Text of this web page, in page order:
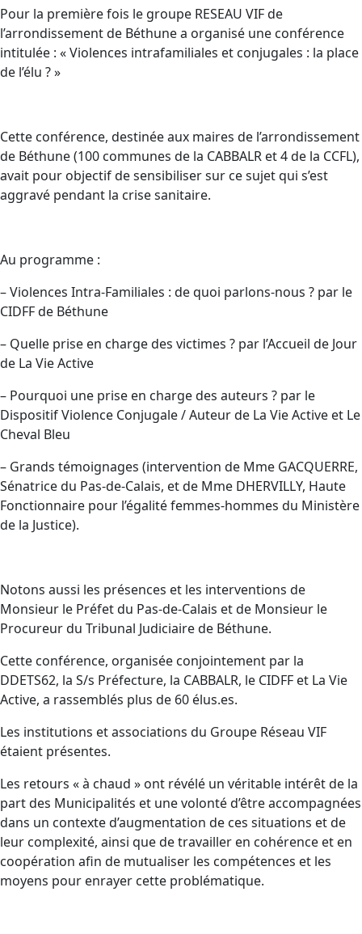
Pour la première fois le groupe RESEAU VIF de
l’arrondissement de Béthune a organisé une conférence
intitulée : « Violences intrafamiliales et conjugales : la place
de l’élu ? »
Cette conférence, destinée aux maires de l’arrondissement
de Béthune (100 communes de la CABBALR et 4 de la CCFL),
avait pour objectif de sensibiliser sur ce sujet qui s’est
aggravé pendant la crise sanitaire.
Au programme :
– Violences Intra-Familiales : de quoi parlons-nous ? par le
CIDFF de Béthune
– Quelle prise en charge des victimes ? par l’Accueil de Jour
de La Vie Active
– Pourquoi une prise en charge des auteurs ? par le
Dispositif Violence Conjugale / Auteur de La Vie Active et Le
Cheval Bleu
– Grands témoignages (intervention de Mme GACQUERRE,
Sénatrice du Pas-de-Calais, et de Mme DHERVILLY, Haute
Fonctionnaire pour l’égalité femmes-hommes du Ministère
de la Justice).
Notons aussi les présences et les interventions de
Monsieur le Préfet du Pas-de-Calais et de Monsieur le
Procureur du Tribunal Judiciaire de Béthune.
Cette conférence, organisée conjointement par la
DDETS62, la S/s Préfecture, la CABBALR, le CIDFF et La Vie
Active, a rassemblés plus de 60 élus.es.
Les institutions et associations du Groupe Réseau VIF
étaient présentes.
Les retours « à chaud » ont révélé un véritable intérêt de la
part des Municipalités et une volonté d’être accompagnées
dans un contexte d’augmentation de ces situations et de
leur complexité, ainsi que de travailler en cohérence et en
coopération afin de mutualiser les compétences et les
moyens pour enrayer cette problématique.